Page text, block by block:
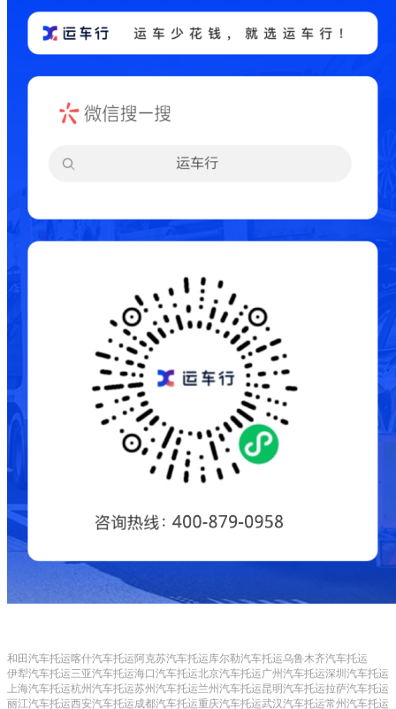
和田汽车托运喀什汽车托运阿克苏汽车托运库尔勒汽车托运乌鲁木齐汽车托运
伊犁汽车托运三亚汽车托运海口汽车托运北京汽车托运广州汽车托运深圳汽车托运
上海汽车托运杭州汽车托运苏州汽车托运兰州汽车托运昆明汽车托运拉萨汽车托运
丽江汽车托运西安汽车托运成都汽车托运重庆汽车托运武汉汽车托运常州汽车托运